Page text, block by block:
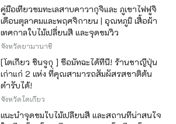
คู่มือเที่ยวชมทะเลสาบคาวากุจิและ ภูเขาไฟฟูจิ
เดือนตุลาคมและพฤศจิกายน | อุณหภูมิ เสื้อผ้า
เทศกาลใบไม้เปลี่ยนสี และจุดชมวิว
จังหวัดยามานาชิ
[โตเกียว ชินจูกุ ] ซื้อมัทฉะได้ที่นี่! ร้านชาญี่ปุ่น
เก่าแก่ 2 แห่ง ที่คุณสามารถสัมผัสรสชาติต้น
ตำรับได้!
จังหวัดโตเกียว
แนะนำจุดชมใบไม้เปลี่ยนสี และสถานที่น่าสนใจ